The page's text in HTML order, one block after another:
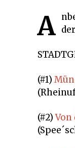
A
(#1)
(#2)Von